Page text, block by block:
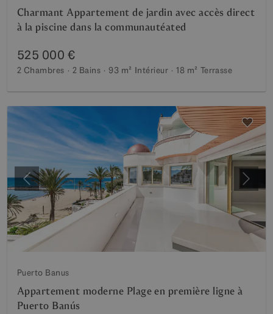
Charmant Appartement de jardin avec accès direct
à la piscine dans la communautéated
525 000 €
2 Chambres 2 Bains 93 m² Intérieur 18 m² Terrasse
Précédent
Puerto Banus
Appartement moderne Plage en première ligne à
Puerto Banús